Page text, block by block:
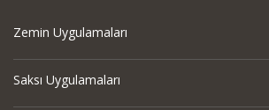
Zemin Uygulamaları
Saksı Uygulamaları